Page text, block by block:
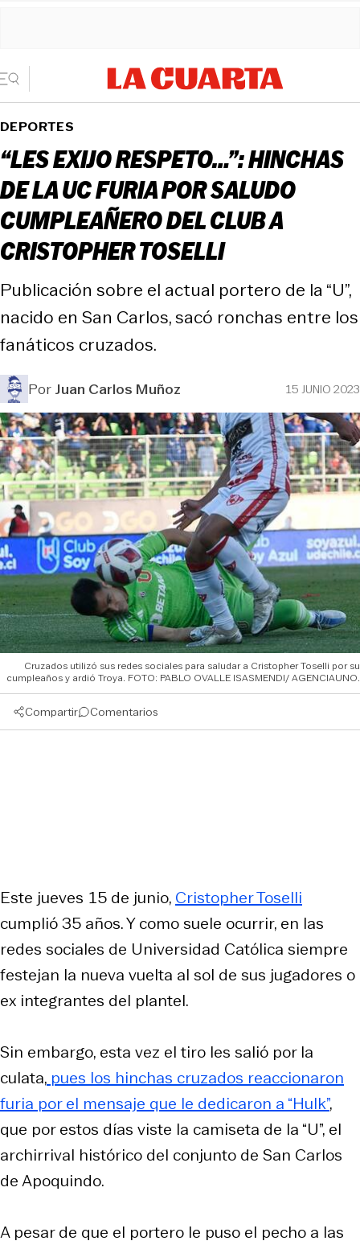
DEPORTES
“LES EXIJO RESPETO…”: HINCHAS
DE LA UC FURIA POR SALUDO
CUMPLEAÑERO DEL CLUB A
CRISTOPHER TOSELLI
Publicación sobre el actual portero de la “U”,
nacido en San Carlos, sacó ronchas entre los
fanáticos cruzados.
PorJuan Carlos Muñoz 15 JUNIO 2023
Cruzados utilizó sus redes sociales para saludar a Cristopher Toselli por su
cumpleaños y ardió Troya. FOTO: PABLO OVALLE ISASMENDI/ AGENCIAUNO.
Compartir Comentarios
Este jueves 15 de junio, Cristopher Toselli
cumplió 35 años. Y como suele ocurrir, en las
redes sociales de Universidad Católica siempre
festejan la nueva vuelta al sol de sus jugadores o
ex integrantes del plantel.
Sin embargo, esta vez el tiro les salió por la
culata, pues los hinchas cruzados reaccionaron
furia por el mensaje que le dedicaron a “Hulk”,
que por estos días viste la camiseta de la “U”, el
archirrival histórico del conjunto de San Carlos
de Apoquindo.
A pesar de que el portero le puso el pecho a las